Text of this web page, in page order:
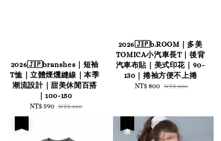
2026🇯🇵branshes｜短袖
T恤｜立體煙燻縫線｜本季
潮流設計｜甜美休閒百搭
｜100-150
Sale
NT$ 590 Regular
NT$ 650
2026🇯🇵b.ROOM｜多美
TOMICA小汽車長T｜後背
汽車布貼｜美式印花｜90-
130｜捲袖方便不上捲
Sale
NT$ 800 Regular
NT$ 850